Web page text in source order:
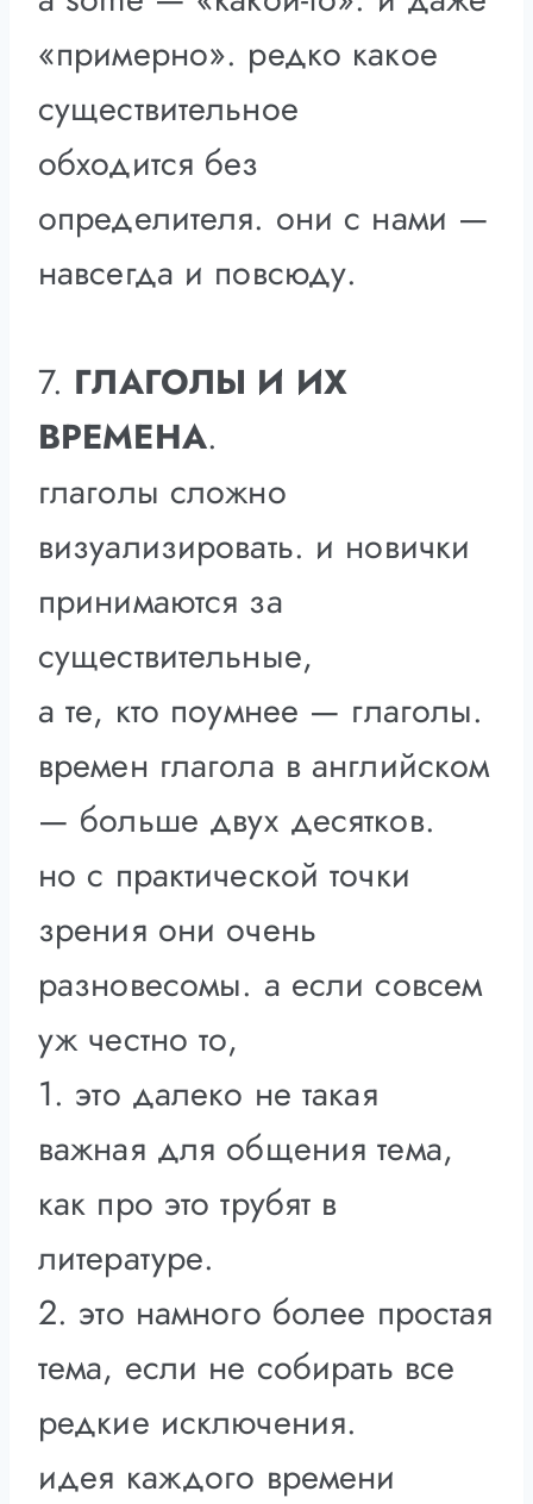
«примерно». редко какое
существительное
обходится без
определителя. они с нами —
навсегда и повсюду.
7. ГЛАГОЛЫ И ИХ
ВРЕМЕНА.
глаголы сложно
визуализировать. и новички
принимаются за
существительные,
а те, кто поумнее — глаголы.
времен глагола в английском
— больше двух десятков.
но с практической точки
зрения они очень
разновесомы. а если совсем
уж честно то,
1. это далеко не такая
важная для общения тема,
как про это трубят в
литературе.
2. это намного более простая
тема, если не собирать все
редкие исключения.
идея каждого времени